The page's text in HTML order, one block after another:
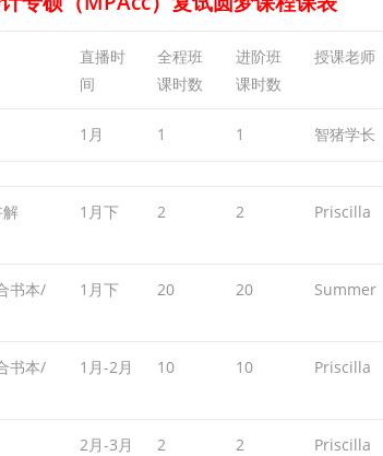
直播时
间
全程班
课时数
进阶班
课时数
授课老师
1月 1 1 智猪学长
1月下 2 2 Priscilla
书本/
1月下 20 20 Summer
书本/
1月-2月 10 10 Priscilla
2月-3月 2 2 Priscilla